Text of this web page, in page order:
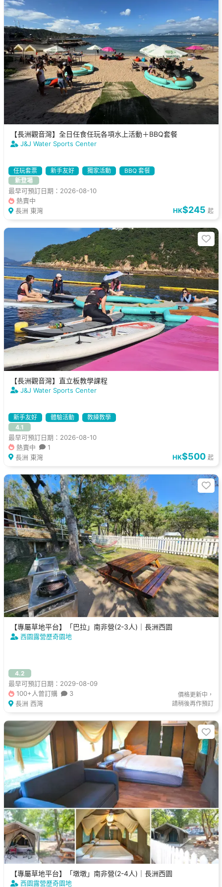
【長洲觀音灣】全日任食任玩各項水上活動＋BBQ套餐
J&J Water Sports Center
任玩套票 新手友好 獨家活動
BBQ 套餐
新登場
最早可預訂日期：2026-08-10
熱賣中
長洲 東灣
HK$245 起
【長洲觀音灣】直立板教學課程
J&J Water Sports Center
新手友好 體驗活動
教練教學
4.1
最早可預訂日期：2026-08-10
熱賣中
1
長洲 東灣
HK$500 起
【專屬草地平台】「巴拉」南非營(2-3人)｜長洲西園
西園露營歷奇園地
4.2
最早可預訂日期：2029-08-09
100+人曾訂購
3
長洲 西灣
價格更新中，
請稍後再作預訂
【專屬草地平台】「墩墩」南非營(2-4人)｜長洲西園
西園露營歷奇園地